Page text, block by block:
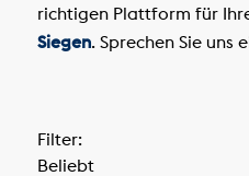
richtigen Plattform für
Siegen. Sprechen Sie uns
Filter:
Beliebt